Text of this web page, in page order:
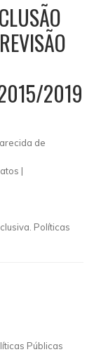
2019
de
|
Políticas
Públicas